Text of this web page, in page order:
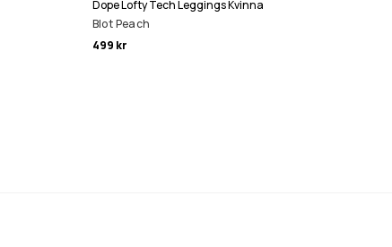
Dope Lofty Tech Leggings Kvinna
Blot Peach
499 kr